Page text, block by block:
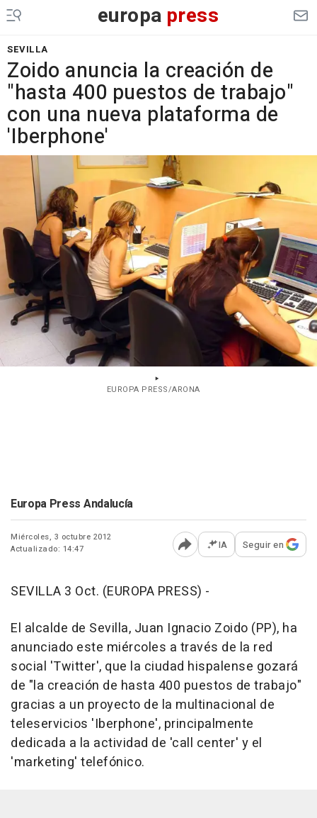
europa press
SEVILLA
Zoido anuncia la creación de
"hasta 400 puestos de trabajo"
con una nueva plataforma de
'Iberphone'
EUROPA PRESS/ARONA
Europa Press Andalucía
Miércoles, 3 octubre 2012
Actualizado: 14:47
Abrir opciones para
IA Seguir en
SEVILLA 3 Oct. (EUROPA PRESS) -
El alcalde de Sevilla, Juan Ignacio Zoido (PP), ha
anunciado este miércoles a través de la red
social 'Twitter', que la ciudad hispalense gozará
de "la creación de hasta 400 puestos de trabajo"
gracias a un proyecto de la multinacional de
teleservicios 'Iberphone', principalmente
dedicada a la actividad de 'call center' y el
'marketing' telefónico.